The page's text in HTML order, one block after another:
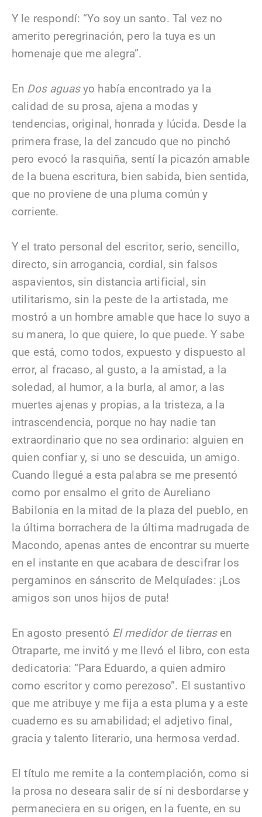
Y le respondí: “Yo soy un santo. Tal vez no
amerito peregrinación, pero la tuya es un
homenaje que me alegra”.
En Dos aguasyo había encontrado ya la
calidad de su prosa, ajena a modas y
tendencias, original, honrada y lúcida. Desde la
primera frase, la del zancudo que no pinchó
pero evocó la rasquiña, sentí la picazón amable
de la buena escritura, bien sabida, bien sentida,
que no proviene de una pluma común y
corriente.
Y el trato personal del escritor, serio, sencillo,
directo, sin arrogancia, cordial, sin falsos
aspavientos, sin distancia artificial, sin
utilitarismo, sin la peste de la artistada, me
mostró a un hombre amable que hace lo suyo a
su manera, lo que quiere, lo que puede. Y sabe
que está, como todos, expuesto y dispuesto al
error, al fracaso, al gusto, a la amistad, a la
soledad, al humor, a la burla, al amor, a las
muertes ajenas y propias, a la tristeza, a la
intrascendencia, porque no hay nadie tan
extraordinario que no sea ordinario: alguien en
quien confiar y, si uno se descuida, un amigo.
Cuando llegué a esta palabra se me presentó
como por ensalmo el grito de Aureliano
Babilonia en la mitad de la plaza del pueblo, en
la última borrachera de la última madrugada de
Macondo, apenas antes de encontrar su muerte
en el instante en que acabara de descifrar los
pergaminos en sánscrito de Melquíades: ¡Los
amigos son unos hijos de puta!
En agosto presentó El medidor de tierrasen
Otraparte, me invitó y me llevó el libro, con esta
dedicatoria: “Para Eduardo, a quien admiro
como escritor y como perezoso”. El sustantivo
que me atribuye y me fija a esta pluma y a este
cuaderno es su amabilidad; el adjetivo final,
gracia y talento literario, una hermosa verdad.
El título me remite a la contemplación, como si
la prosa no deseara salir de sí ni desbordarse y
permaneciera en su origen, en la fuente, en su